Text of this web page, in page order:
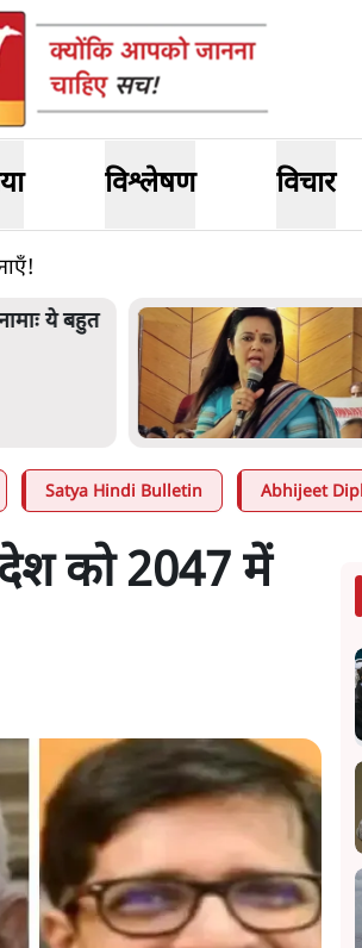
विश्लेषण विचार
' अंडों से
सीने पर
Satya Hindi Bulletin Abhijeet
को 2047 में